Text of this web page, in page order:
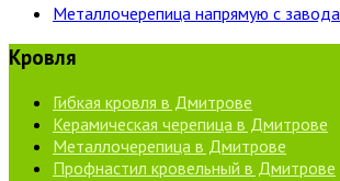
Металлочерепица напрямую с завода
Кровля
Гибкая кровля в Дмитрове
Керамическая черепица в Дмитрове
Металлочерепица в Дмитрове
Профнастил кровельный в Дмитрове